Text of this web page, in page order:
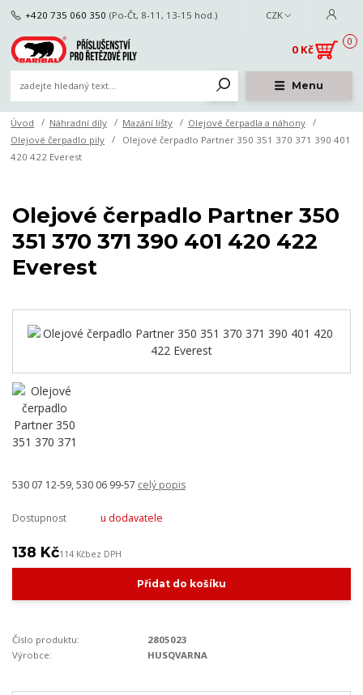
Menu
CZK
+420 735 060 350 (Po-Čt, 8-11, 13-15 hod.)
0
0 Kč
Úvod Náhradní díly Mazání lišty
Olejové čerpadla a náhony
Olejové čerpadlo pily
Olejové čerpadlo Partner 350 351 370 371 390 401
420 422 Everest
Olejové čerpadlo Partner 350
351 370 371 390 401 420 422
Everest
530 07 12-59, 530 06 99-57 celý popis
Dostupnost u dodavatele
138 Kč114 Kčbez DPH
Přidat do košíku
Číslo produktu:
2805023
Výrobce:
HUSQVARNA